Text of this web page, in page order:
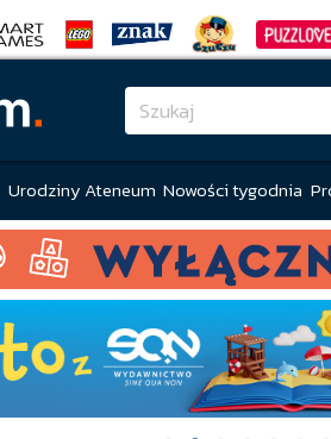
Urodziny Ateneum Nowości tygodnia